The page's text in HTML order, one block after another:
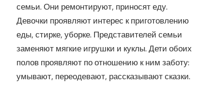
семьи. Они ремонтируют, приносят еду.
Девочки проявляют интерес к приготовлению
еды, стирке, уборке. Представителей семьи
заменяют мягкие игрушки и куклы. Дети обоих
полов проявляют по отношению к ним заботу:
умывают, переодевают, рассказывают сказки.